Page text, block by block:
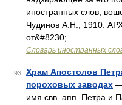
иностранных слов,
Чудинов А.Н., 1910.
от&#8230; …
Словарь иностранных
93
Храм Апостолов
пороховых заводах —
имя свв. апп. Петра и